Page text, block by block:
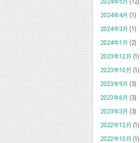
2024年5月 (12)
2024年4月 (1)
2024年3月 (1)
2024年1月 (2)
2023年12月 (1)
2023年10月 (1)
2023年9月 (3)
2023年6月 (3)
2023年3月 (3)
2022年12月 (1)
2022年10月 (1)